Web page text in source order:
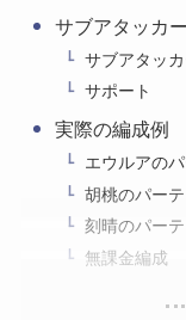
サブアタッカ
サブアタッ
サポート
実際の編成例
エウルアの
胡桃のパー
刻晴のパー
無課金編成